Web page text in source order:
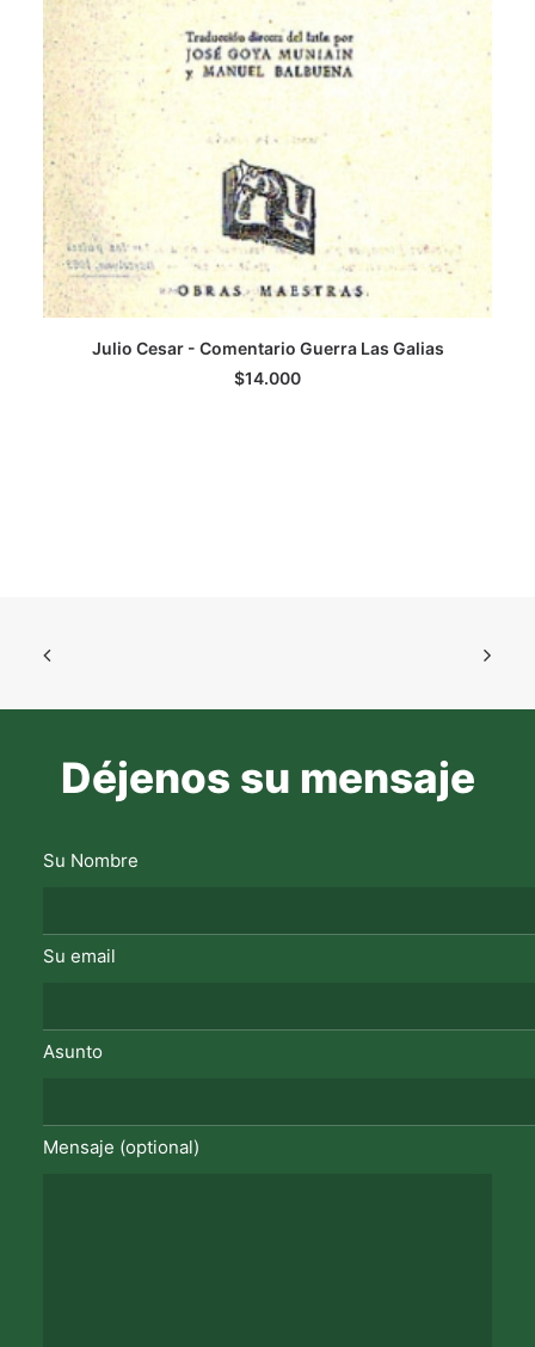
AGREGAR AL CARRITO
Julio Cesar - Comentario Guerra Las Galias
$14.000
Déjenos su mensaje
Su Nombre
Su email
Asunto
Mensaje (optional)